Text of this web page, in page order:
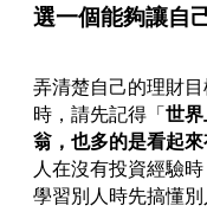
選一個能夠讓自
弄清楚自己的理財
時，請先記得「世
翁，也多的是看起
人在沒有投資經驗
學習別人時先搞懂